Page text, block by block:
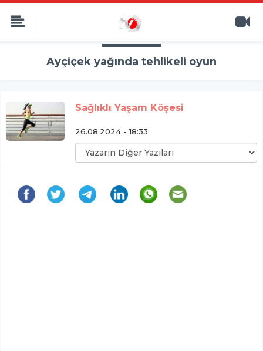
Ayçiçek yağında tehlikeli oyun
Sağlıklı Yaşam Köşesi
26.08.2024 - 18:33